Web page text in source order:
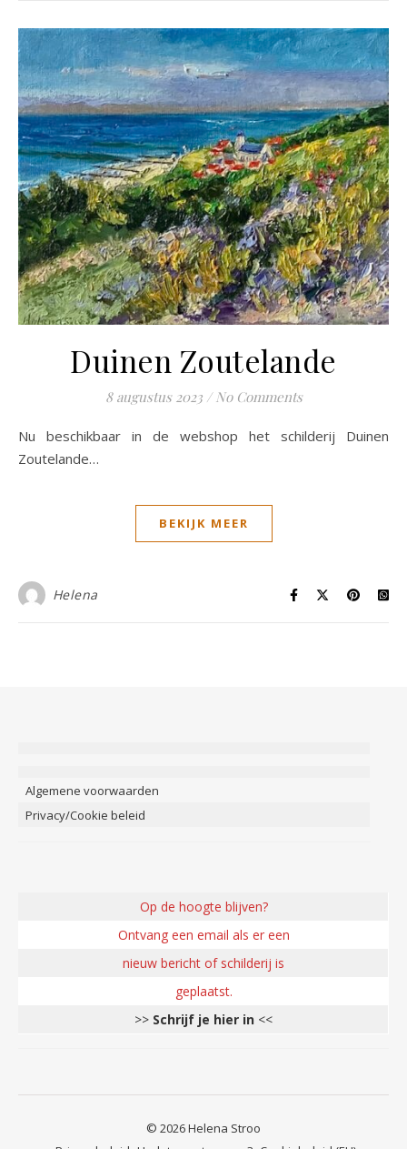
Duinen Zoutelande
8 augustus 2023 / No Comments
Nu beschikbaar in de webshop het schilderij Duinen
Zoutelande…
BEKIJK MEER
Helena
Algemene voorwaarden
Privacy/Cookie beleid
Op de hoogte blijven?
Ontvang een email als er een
nieuw bericht of schilderij is
geplaatst.
>> Schrijf je hier in <<
© 2026 Helena Stroo